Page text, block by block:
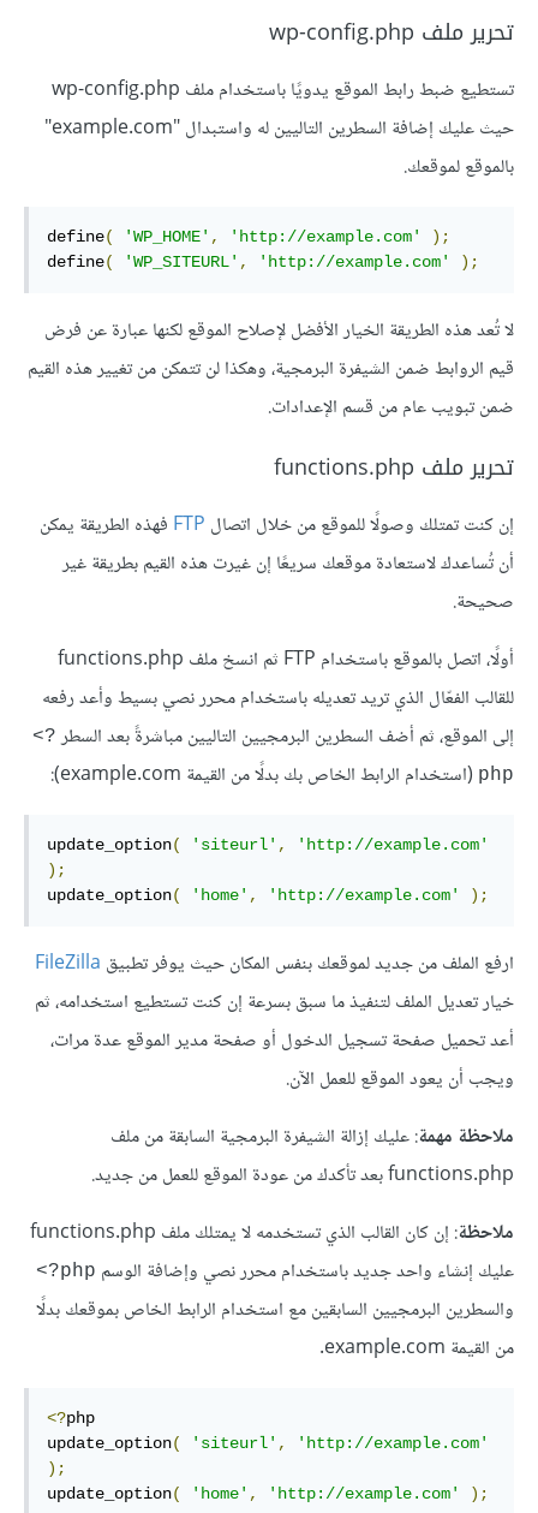
تحرير ملف wp-config.php
تستطيع ضبط رابط الموقع يدويًا باستخدام ملف wp-config.php
حيث عليك إضافة السطرين التاليين له واستبدال "example.com"
بالموقع لموقعك.
define( 'WP_HOME' , 'http://example.com'
);
define( 'WP_SITEURL' , 'http://example.com' );
لا تُعد هذه الطريقة الخيار الأفضل لإصلاح الموقع لكنها عبارة عن فرض
قيم الروابط ضمن الشيفرة البرمجية، وهكذا لن تتمكن من تغيير هذه القيم
ضمن تبويب عام من قسم الإعدادات.
تحرير ملف functions.php
إن كنت تمتلك وصولًا للموقع من خلال اتصال FTP فهذه الطريقة يمكن
أن تُساعدك لاستعادة موقعك سريعًا إن غيرت هذه القيم بطريقة غير
صحيحة.
أولًا، اتصل بالموقع باستخدام FTP ثم انسخ ملف functions.php
للقالب الفعّال الذي تريد تعديله باستخدام محرر نصي بسيط وأعد رفعه
إلى الموقع، ثم أضف السطرين البرمجيين التاليين مباشرةً بعد السطر ‎<?
php (استخدام الرابط الخاص بك بدلًا من القيمة example.com):
update_option( 'siteurl' ,
'http://example.com'
);
update_option( 'home' , 'http://example.com' );
ارفع الملف من جديد لموقعك بنفس المكان حيث يوفر تطبيق FileZilla
خيار تعديل الملف لتنفيذ ما سبق بسرعة إن كنت تستطيع استخدامه، ثم
أعد تحميل صفحة تسجيل الدخول أو صفحة مدير الموقع عدة مرات،
ويجب أن يعود الموقع للعمل الآن.
ملاحظة مهمة: عليك إزالة الشيفرة البرمجية السابقة من ملف
functions.php بعد تأكدك من عودة الموقع للعمل من جديد.
ملاحظة
: إن كان القالب الذي تستخدمه لا يمتلك ملف functions.php
عليك إنشاء واحد جديد باستخدام محرر نصي وإضافة الوسم ‎<?php
والسطرين البرمجيين السابقين مع استخدام الرابط الخاص بموقعك بدلًا
من القيمة example.com.
<?php
update_option( 'siteurl' ,
'http://example.com'
);
update_option( 'home' , 'http://example.com' );